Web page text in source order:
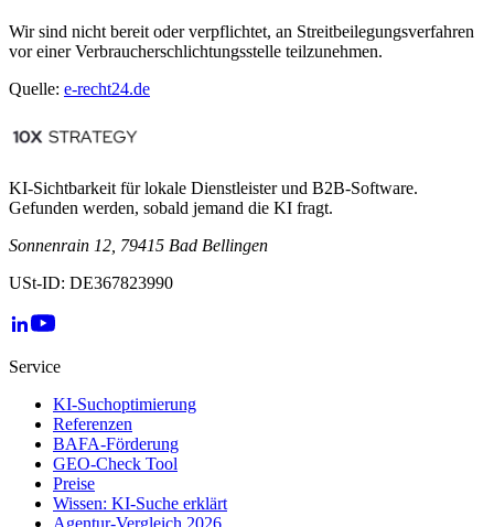
Wir sind nicht bereit oder verpflichtet, an Streitbeilegungsverfahren
vor einer Verbraucherschlichtungsstelle teilzunehmen.
Quelle: e-recht24.de
KI-Sichtbarkeit für lokale Dienstleister und B2B-Software.
Gefunden werden, sobald jemand die KI fragt.
Sonnenrain 12, 79415 Bad Bellingen
USt-ID: DE367823990
Service
KI-Suchoptimierung
Referenzen
BAFA-Förderung
GEO-Check Tool
Preise
Wissen: KI-Suche erklärt
Agentur-Vergleich 2026